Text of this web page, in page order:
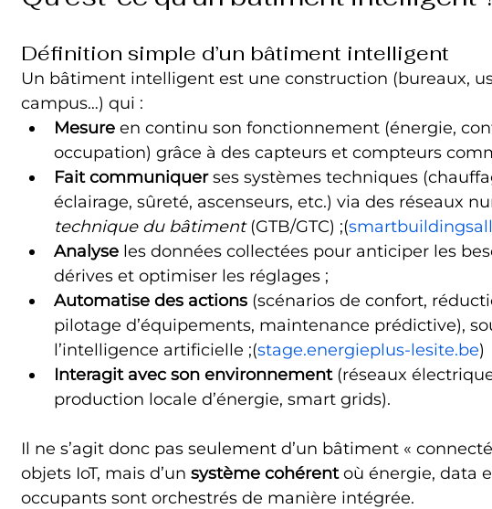
Définition simple d’un bâtiment intelligent
Un bâtiment intelligent est une construction (bureaux,
campus…) qui :
Mesure en continu son fonctionnement (énergie,
occupation) grâce à des capteurs et compteurs
Fait communiquer ses systèmes techniques
éclairage, sûreté, ascenseurs, etc.) via des réseaux
technique du bâtiment (GTB/GTC) ;(
Analyse les données collectées pour anticiper les
dérives et optimiser les réglages ;
Automatise des actions (scénarios de confort,
pilotage d’équipements, maintenance prédictive),
l’intelligence artificielle ;(stage.energieplus-lesite.be)
Interagit avec son environnement (réseaux
production locale d’énergie, smart grids).
Il ne s’agit donc pas seulement d’un bâtiment «
objets IoT, mais d’un système cohérent où énergie, data
occupants sont orchestrés de manière intégrée.